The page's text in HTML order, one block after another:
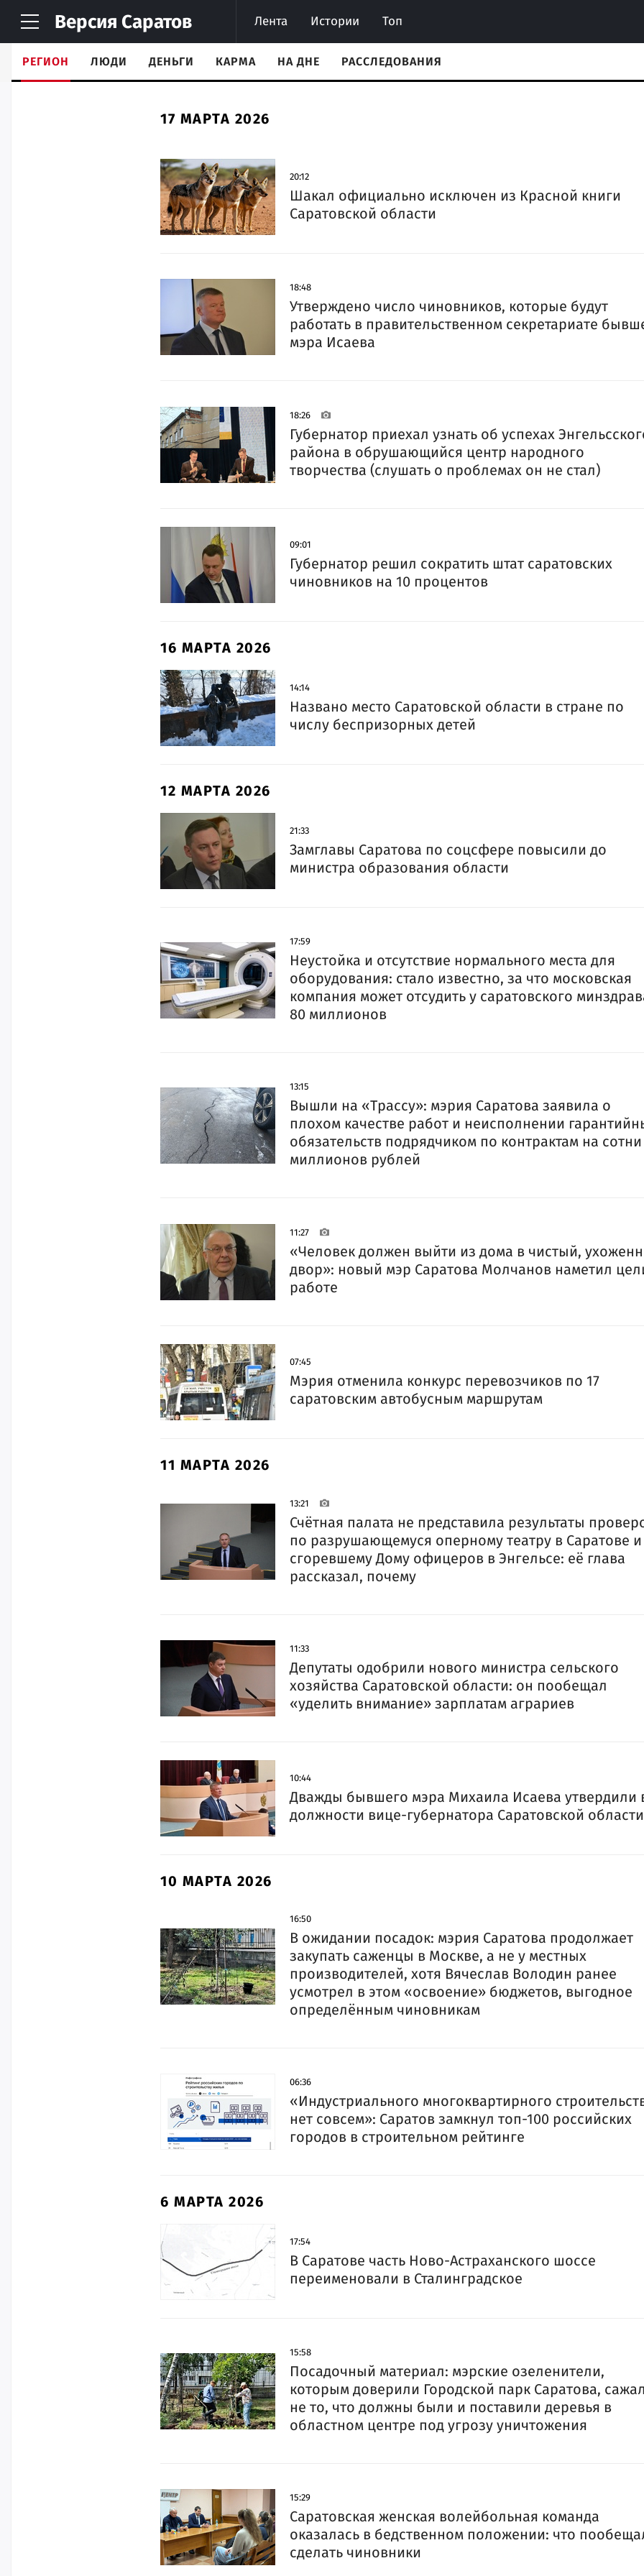
Версия Саратов Лента Истории Топ
РЕГИОН ЛЮДИ ДЕНЬГИ КАРМА НА ДНЕ РАССЛЕДОВАНИЯ
17 МАРТА 2026
20:12
Шакал официально исключен из Красной книги
Саратовской области
18:48
Утверждено число чиновников, которые будут
работать в правительственном секретариате
мэра Исаева
18:26
Губернатор приехал узнать об успехах
района в обрушающийся центр народного
творчества (слушать о проблемах он не стал)
09:01
Губернатор решил сократить штат саратовских
чиновников на 10 процентов
16 МАРТА 2026
14:14
Названо место Саратовской области в стране по
числу беспризорных детей
12 МАРТА 2026
21:33
Замглавы Саратова по соцсфере повысили до
министра образования области
17:59
Неустойка и отсутствие нормального места для
оборудования: стало известно, за что московская
компания может отсудить у саратовского
80 миллионов
13:15
Вышли на «Трассу»: мэрия Саратова заявила о
плохом качестве работ и неисполнении
обязательств подрядчиком по контрактам на сотни
миллионов рублей
11:27
«Человек должен выйти из дома в чистый,
двор»: новый мэр Саратова Молчанов наметил
работе
07:45
Мэрия отменила конкурс перевозчиков по 17
саратовским автобусным маршрутам
11 МАРТА 2026
13:21
Счётная палата не представила результаты
по разрушающемуся оперному театру в Саратове и
сгоревшему Дому офицеров в Энгельсе: её глава
рассказал, почему
11:33
Депутаты одобрили нового министра сельского
хозяйства Саратовской области: он пообещал
«уделить внимание» зарплатам аграриев
10:44
Дважды бывшего мэра Михаила Исаева утвердили
должности вице-губернатора Саратовской области
10 МАРТА 2026
16:50
В ожидании посадок: мэрия Саратова продолжает
закупать саженцы в Москве, а не у местных
производителей, хотя Вячеслав Володин ранее
усмотрел в этом «освоение» бюджетов, выгодное
определённым чиновникам
06:36
«Индустриального многоквартирного
нет совсем»: Саратов замкнул топ-100 российских
городов в строительном рейтинге
6 МАРТА 2026
17:54
В Саратове часть Ново-Астраханского шоссе
переименовали в Сталинградское
15:58
Посадочный материал: мэрские озеленители,
которым доверили Городской парк Саратова,
не то, что должны были и поставили деревья в
областном центре под угрозу уничтожения
15:29
Саратовская женская волейбольная команда
оказалась в бедственном положении: что
сделать чиновники